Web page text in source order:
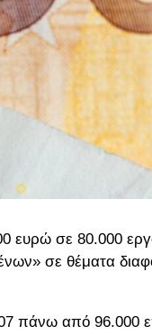
ευρώ σε 80.000
σε θέματα
πάνω από 96.000